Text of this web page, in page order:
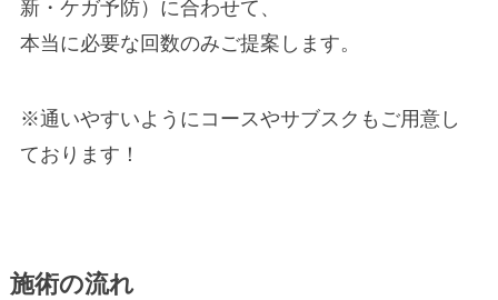
新・ケガ予防）に合わせて、
本当に必要な回数のみご提案します。
※通いやすいようにコースやサブスクもご用意し
ております！
施術の流れ